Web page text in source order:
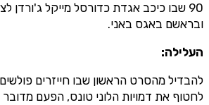
90 שבו כיכב אגדת כדורסל מייקל ג'ורדן
ובראשם באגס באני.
העלילה:
להבדיל מהסרט הראשון שבו חייזרים
לחטוף את דמויות הלוני טונס, הפעם מדובר